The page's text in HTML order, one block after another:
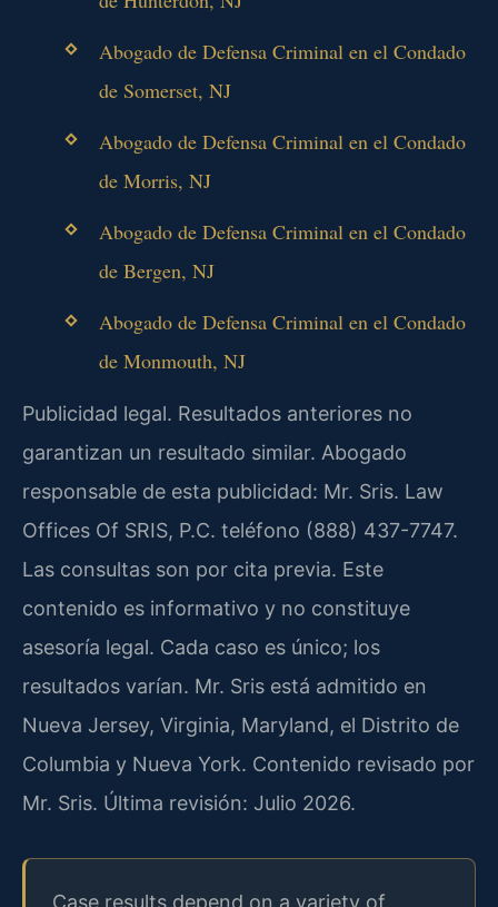
Abogado de Defensa Criminal en el Condado
de Somerset, NJ
Abogado de Defensa Criminal en el Condado
de Morris, NJ
Abogado de Defensa Criminal en el Condado
de Bergen, NJ
Abogado de Defensa Criminal en el Condado
de Monmouth, NJ
Publicidad legal. Resultados anteriores no
garantizan un resultado similar. Abogado
responsable de esta publicidad: Mr. Sris. Law
Offices Of SRIS, P.C. teléfono (888) 437-7747.
Las consultas son por cita previa. Este
contenido es informativo y no constituye
asesoría legal. Cada caso es único; los
resultados varían. Mr. Sris está admitido en
Nueva Jersey, Virginia, Maryland, el Distrito de
Columbia y Nueva York. Contenido revisado por
Mr. Sris. Última revisión: Julio 2026.
Case results depend on a variety of